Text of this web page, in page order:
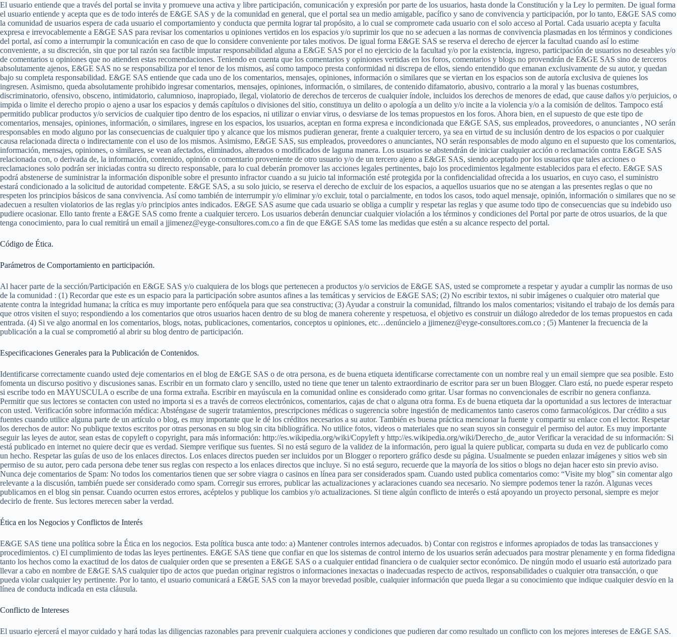
El usuario entiende que a través del portal se invita y promueve una activa y libre participación, comunicación y expresión por parte de los usuarios, hasta donde la Constitución y la Ley lo permiten. De igual forma
el usuario entiende y acepta que es de todo interés de E&GE SAS y de la comunidad en general, que el portal sea un medio amigable, pacífico y sano de convivencia y participación, por lo tanto, E&GE SAS como
la comunidad de usuarios espera de cada usuario el comportamiento y conducta que permita lograr tal propósito, a lo cual se compromete cada usuario con el solo acceso al Portal. Cada usuario acepta y faculta
expresa e irrevocablemente a E&GE SAS para revisar los comentarios u opiniones vertidos en los espacios y/o suprimir los que no se adecuen a las normas de convivencia plasmadas en los términos y condiciones
del portal, así como a interrumpir la comunicación en caso de que lo considere conveniente por tales motivos. De igual forma E&GE SAS se reserva el derecho de ejercer la facultad cuando así lo estime
conveniente, a su discreción, sin que por tal razón sea factible imputar responsabilidad alguna a E&GE SAS por el no ejercicio de la facultad y/o por la existencia, ingreso, participación de usuarios no deseables y/o
de comentarios u opiniones que no atienden estas recomendaciones. Teniendo en cuenta que los comentarios y opiniones vertidas en los foros, comentarios y blogs no provendrán de E&GE SAS sino de terceros
absolutamente ajenos, E&GE SAS no se responsabiliza por el tenor de los mismos, así como tampoco presta conformidad ni discrepa de ellos, siendo entendido que emanan exclusivamente de su autor, y quedan
bajo su completa responsabilidad. E&GE SAS entiende que cada uno de los comentarios, mensajes, opiniones, información o similares que se viertan en los espacios son de autoría exclusiva de quienes los
ingresen. Asimismo, queda absolutamente prohibido ingresar comentarios, mensajes, opiniones, información, o similares, de contenido difamatorio, abusivo, contrario a la moral y las buenas costumbres,
discriminatorio, ofensivo, obsceno, intimidatorio, calumnioso, inapropiado, ilegal, violatorio de derechos de terceros de cualquier índole, incluidos los derechos de menores de edad, que cause daños y/o perjuicios, o
impida o limite el derecho propio o ajeno a usar los espacios y demás capítulos o divisiones del sitio, constituya un delito o apología a un delito y/o incite a la violencia y/o a la comisión de delitos. Tampoco está
permitido publicar productos y/o servicios de cualquier tipo dentro de los espacios, ni utilizar o enviar virus, o desviarse de los temas propuestos en los foros. Ahora bien, en el supuesto de que este tipo de
comentarios, mensajes, opiniones, información, o similares, ingrese en los espacios, los usuarios, aceptan en forma expresa e incondicionada que E&GE SAS, sus empleados, proveedores, o anunciantes , NO serán
responsables en modo alguno por las consecuencias de cualquier tipo y alcance que los mismos pudieran generar, frente a cualquier tercero, ya sea en virtud de su inclusión dentro de los espacios o por cualquier
causa relacionada directa o indirectamente con el uso de los mismos. Asimismo, E&GE SAS, sus empleados, proveedores o anunciantes, NO serán responsables de modo alguno en el supuesto que los comentarios,
información, mensajes, opiniones, o similares, se vean afectados, eliminados, alterados o modificados de laguna manera. Los usuarios se abstendrán de iniciar cualquier acción o reclamación contra E&GE SAS
relacionada con, o derivada de, la información, contenido, opinión o comentario proveniente de otro usuario y/o de un tercero ajeno a E&GE SAS, siendo aceptado por los usuarios que tales acciones o
reclamaciones solo podrán ser iniciadas contra su directo responsable, para lo cual deberán promover las acciones legales pertinentes, bajo los procedimientos legalmente establecidos para el efecto. E&GE SAS
podrá abstenerse de suministrar la información disponible sobre el presunto infractor cuando a su juicio tal información esté protegida por la confidencialidad ofrecida a los usuarios, en cuyo caso, el suministro
estará condicionado a la solicitud de autoridad competente. E&GE SAS, a su solo juicio, se reserva el derecho de excluir de los espacios, a aquellos usuarios que no se atengan a las presentes reglas o que no
respeten los principios básicos de sana convivencia. Así como también de interrumpir y/o eliminar y/o excluir, total o parcialmente, en todos los casos, todo aquel mensaje, opinión, información o similares que no se
adecuen a resulten violatorios de las reglas y/o principios antes indicados. E&GE SAS asume que cada usuario se obliga a cumplir y respetar las reglas y que asume todo tipo de consecuencias que su indebido uso
pudiere ocasionar. Ello tanto frente a E&GE SAS como frente a cualquier tercero. Los usuarios deberán denunciar cualquier violación a los términos y condiciones del Portal por parte de otros usuarios, de la que
tenga conocimiento, para lo cual remitirá un email a jjimenez@eyge-consultores.com.co a fin de que E&GE SAS tome las medidas que estén a su alcance respecto del portal.
Código de Ética.
Parámetros de Comportamiento en participación.
Al hacer parte de la sección/Participación en E&GE SAS y/o cualquiera de los blogs que pertenecen a productos y/o servicios de E&GE SAS, usted se compromete a respetar y ayudar a cumplir las normas de uso
de la comunidad : (1) Recordar que este es un espacio para la participación sobre asuntos afines a las temáticas y servicios de E&GE SAS; (2) No escribir textos, ni subir imágenes o cualquier otro material que
atente contra la integridad humana; la crítica es muy importante pero enfóquela para que sea constructiva; (3) Ayudar a construir la comunidad, filtrando los malos comentarios; visitando el trabajo de los demás para
que otros visiten el suyo; respondiendo a los comentarios que otros usuarios hacen dentro de su blog de manera coherente y respetuosa, el objetivo es construir un diálogo alrededor de los temas propuestos en cada
entrada. (4) Si ve algo anormal en los comentarios, blogs, notas, publicaciones, comentarios, conceptos u opiniones, etc…denúncielo a jjimenez@eyge-consultores.com.co ; (5) Mantener la frecuencia de la
publicación a la cual se comprometió al abrir su blog dentro de participación.
Especificaciones Generales para la Publicación de Contenidos.
Identificarse correctamente cuando usted deje comentarios en el blog de E&GE SAS o de otra persona, es de buena etiqueta identificarse correctamente con un nombre real y un email siempre que sea posible. Esto
fomenta un discurso positivo y discusiones sanas. Escribir en un formato claro y sencillo, usted no tiene que tener un talento extraordinario de escritor para ser un buen Blogger. Claro está, no puede esperar respeto
si escribe todo en MAYUSCULA o escribe de una forma extraña. Escribir en mayúscula en la comunidad online es considerado como gritar. Usar formas no convencionales de escribir no genera confianza.
Permitir que sus lectores se contacten con usted no importa si es a través de correos electrónicos, comentarios, cajas de chat o alguna otra forma. Es de buena etiqueta dar la oportunidad a sus lectores de interactuar
con usted. Verificación sobre información médica: Absténgase de sugerir tratamientos, prescripciones médicas o sugerencia sobre ingestión de medicamentos tanto caseros como farmacológicos. Dar crédito a sus
fuentes cuando utilice alguna parte de un artículo o blog, es muy importante que le dé los créditos necesarios a su autor. También es buena práctica mencionar la fuente y compartir su enlace con el lector. Respetar
los derechos de autor: No publique textos escritos por otras personas en su blog sin cita bibliográfica. No utilice fotos, videos o materiales que no sean suyos sin conseguir el permiso del autor. Es muy importante
seguir las leyes de autor, sean estas de copyleft o copyright, para más información: http://es.wikipedia.org/wiki/Copyleft y http://es.wikipedia.org/wiki/Derecho_de_autor Verificar la veracidad de su información: Si
está publicado en internet no quiere decir que es verdad. Siempre verifique sus fuentes. Si no está seguro de la validez de la información, pero igual la quiere publicar, comparta su duda en vez de publicarlo como
un hecho. Respetar las guías de uso de los enlaces directos. Los enlaces directos pueden ser incluidos por un Blogger o reportero gráfico desde su página. Usualmente se pueden enlazar imágenes y sitios web sin
permiso de su autor, pero cada persona debe tener sus reglas con respecto a los enlaces directos que incluye. Si no está seguro, recuerde que la mayoría de los sitios o blogs no dejan hacer esto sin previo aviso.
Nunca deje comentarios de Spam: No todos los comentarios tienen que ser sobre viagra o casinos en línea para ser considerados spam. Cuando usted publica comentarios como: “Visite my blog” sin comentar algo
relevante a la discusión, también puede ser considerado como spam. Corregir sus errores, publicar las actualizaciones y aclaraciones cuando sea necesario. No siempre podemos tener la razón. Algunas veces
publicamos en el blog sin pensar. Cuando ocurren estos errores, acéptelos y publique los cambios y/o actualizaciones. Si tiene algún conflicto de interés o está apoyando un proyecto personal, siempre es mejor
decirlo de frente. Sus lectores merecen saber la verdad.
Ética en los Negocios y Conflictos de Interés
E&GE SAS tiene una política sobre la Ética en los negocios. Esta política busca ante todo: a) Mantener controles internos adecuados. b) Contar con registros e informes apropiados de todas las transacciones y
procedimientos. c) El cumplimiento de todas las leyes pertinentes. E&GE SAS tiene que confiar en que los sistemas de control interno de los usuarios serán adecuados para mostrar plenamente y en forma fidedigna
tanto los hechos como la exactitud de los datos de cualquier orden que se presenten a E&GE SAS o a cualquier entidad financiera o de cualquier sector económico. De ningún modo el usuario está autorizado para
llevar a cabo en nombre de E&GE SAS cualquier tipo de actos que puedan originar registros o informaciones inexactas o inadecuadas respecto de activos, responsabilidades o cualquier otra transacción, o que
pueda violar cualquier ley pertinente. Por lo tanto, el usuario comunicará a E&GE SAS con la mayor brevedad posible, cualquier información que pueda llegar a su conocimiento que indique cualquier desvío en la
línea de conducta indicada en esta cláusula.
Conflicto de Intereses
El usuario ejercerá el mayor cuidado y hará todas las diligencias razonables para prevenir cualquiera acciones y condiciones que pudieren dar como resultado un conflicto con los mejores intereses de E&GE SAS.